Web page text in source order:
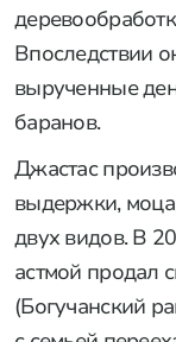
Впоследствии
вырученные
баранов.
Джастас
выдержки,
двух видов. В
астмой продал
(Богучанский